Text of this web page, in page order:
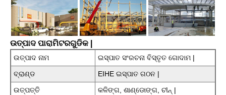
ଉତ୍ପାଦ ପାରାମିଟରଗୁଡିକ |
ଉତ୍ପାଦ ନାମ
ଇସ୍ପାତ ସଂରଚନା ବିସ୍ତୃତ ଗୋଦାମ |
ବ୍ରାଣ୍ଡ
EIHE ଇସ୍ପାତ ଗଠନ |
ଉତ୍ପତ୍ତି
କଳିଙ୍ଗ, ଶାଣ୍ଡୋଙ୍ଗ, ଚୀନ୍ |